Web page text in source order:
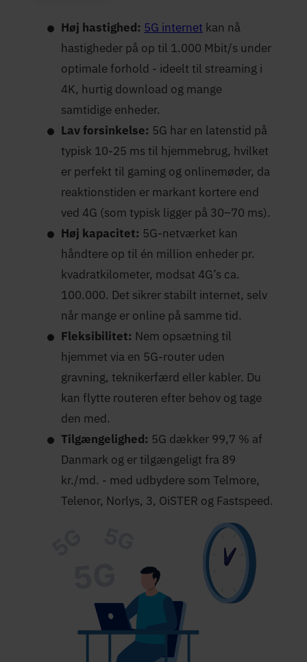
Høj hastighed: 5G internet kan nå
hastigheder på op til 1.000 Mbit/s under
optimale forhold - ideelt til streaming i
4K, hurtig download og mange
samtidige enheder.
Lav forsinkelse: 5G har en latenstid på
typisk 10-25 ms til hjemmebrug, hvilket
er perfekt til gaming og onlinemøder, da
reaktionstiden er markant kortere end
ved 4G (som typisk ligger på 30–70 ms).
Høj kapacitet: 5G-netværket kan
håndtere op til én million enheder pr.
kvadratkilometer, modsat 4G’s ca.
100.000. Det sikrer stabilt internet, selv
når mange er online på samme tid.
Fleksibilitet: Nem opsætning til
hjemmet via en 5G-router uden
gravning, teknikerfærd eller kabler. Du
kan flytte routeren efter behov og tage
den med.
Tilgængelighed: 5G dækker 99,7 % af
Danmark og er tilgængeligt fra 89
kr./md. - med udbydere som Telmore,
Telenor, Norlys, 3, OiSTER og Fastspeed.